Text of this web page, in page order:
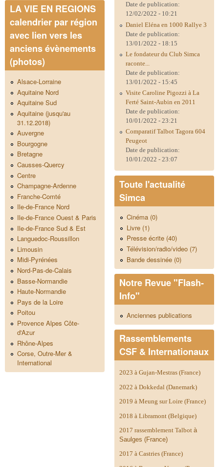
LA VIE EN REGIONS
calendrier par région
avec lien vers les
anciens évènements
(photos)
Alsace-Lorraine
Aquitaine Nord
Aquitaine Sud
Aquitaine (jusqu'au
31.12.2018)
Auvergne
Bourgogne
Bretagne
Causses-Quercy
Centre
Champagne-Ardenne
Franche-Comté
Ile-de-France Nord
Ile-de-France Ouest & Paris
Ile-de-France Sud & Est
Languedoc-Roussillon
Limousin
Midi-Pyrénées
Nord-Pas-de-Calais
Basse-Normandie
Haute-Normandie
Pays de la Loire
Poitou
Provence Alpes Côte-
d'Azur
Rhône-Alpes
Corse, Outre-Mer &
International
Date de publication:
12/02/2022 - 10:21
Daniel Eléna en 1000 Rallye 3
Date de publication:
13/01/2022 - 18:15
Le fondateur du Club Simca
raconte...
Date de publication:
13/01/2022 - 15:45
Visite Caroline Pigozzi à La
Ferté Saint-Aubin en 2011
Date de publication:
10/01/2022 - 23:21
Comparatif Talbot Tagora 604
Peugeot
Date de publication:
10/01/2022 - 23:07
Toute l'actualité
Simca
Cinéma (0)
Livre (1)
Presse écrite (40)
Télévision/radio/video (7)
Bande dessinée (0)
Notre Revue "Flash-
Info"
Anciennes publications
Rassemblements
CSF & Internationaux
2023 à Gujan-Mestras (France)
2022 à Dokkedal (Danemark)
2019 à Meung sur Loire (France)
2018 à Libramont (Belgique)
2017 rassemblement Talbot à
Saulges (France)
2017 à Castries (France)